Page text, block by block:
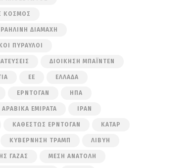
ΚΌΣΜΟΣ
ΔΙΑΜΆΧΗ
ΠΎΡΑΥΛΟΙ
ΔΙΟΊΚΗΣΗ ΜΠΆΙΝΤΕΝ
ΕΕ ΕΛΛΆΔΑ
ΕΡΝΤΟΓΆΝ ΗΠΑ
ΕΜΙΡΆΤΑ ΙΡΆΝ
ΚΑΘΕΣΤΏΣ ΕΡΝΤΟΓΆΝ ΚΑΤΆΡ
ΚΥΒΈΡΝΗΣΗ ΤΡΑΜΠ ΛΙΒΎΗ
ΓΆΖΑΣ ΜΈΣΗ ΑΝΑΤΟΛΉ